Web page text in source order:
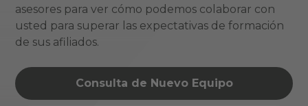
asesores para ver cómo podemos colaborar con
usted para superar las expectativas de formación
de sus afiliados.
Consulta de Nuevo Equipo